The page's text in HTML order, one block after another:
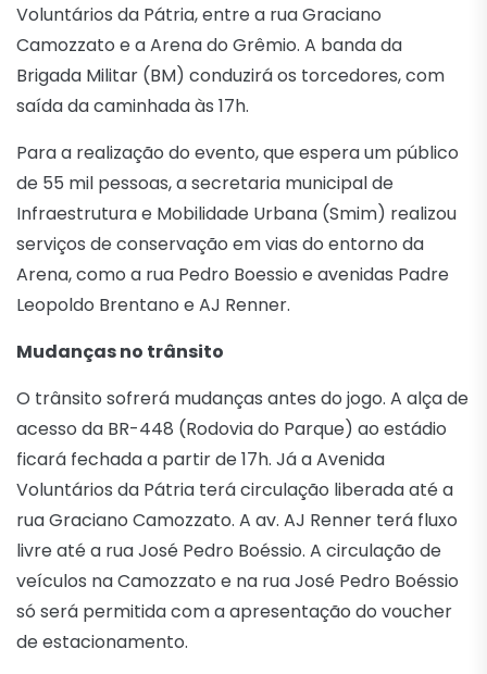
Voluntários da Pátria, entre a rua Graciano
Camozzato e a Arena do Grêmio. A banda da
Brigada Militar (BM) conduzirá os torcedores, com
saída da caminhada às 17h.
Para a realização do evento, que espera um público
de 55 mil pessoas, a secretaria municipal de
Infraestrutura e Mobilidade Urbana (Smim) realizou
serviços de conservação em vias do entorno da
Arena, como a rua Pedro Boessio e avenidas Padre
Leopoldo Brentano e AJ Renner.
Mudanças no trânsito
O trânsito sofrerá mudanças antes do jogo. A alça de
acesso da BR-448 (Rodovia do Parque) ao estádio
ficará fechada a partir de 17h. Já a Avenida
Voluntários da Pátria terá circulação liberada até a
rua Graciano Camozzato. A av. AJ Renner terá fluxo
livre até a rua José Pedro Boéssio. A circulação de
veículos na Camozzato e na rua José Pedro Boéssio
só será permitida com a apresentação do voucher
de estacionamento.